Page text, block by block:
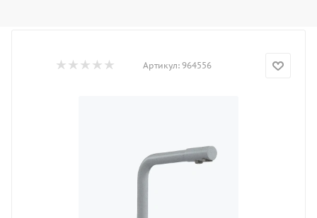
Артикул: 964556